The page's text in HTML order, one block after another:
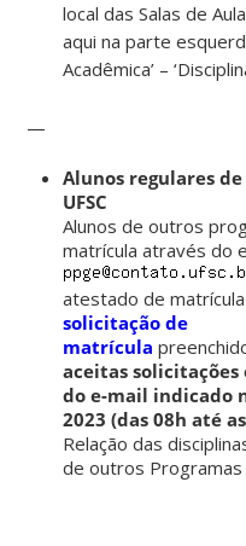
local das Salas de
aqui na parte
Acadêmica’ –
—
Alunos regulares
UFSC
Alunos de outros
matrícula através do
atestado de
solicitação de
matrícula
aceitas
do e-mail indicado
2023 (das 08h até
Relação das
de outros Programas